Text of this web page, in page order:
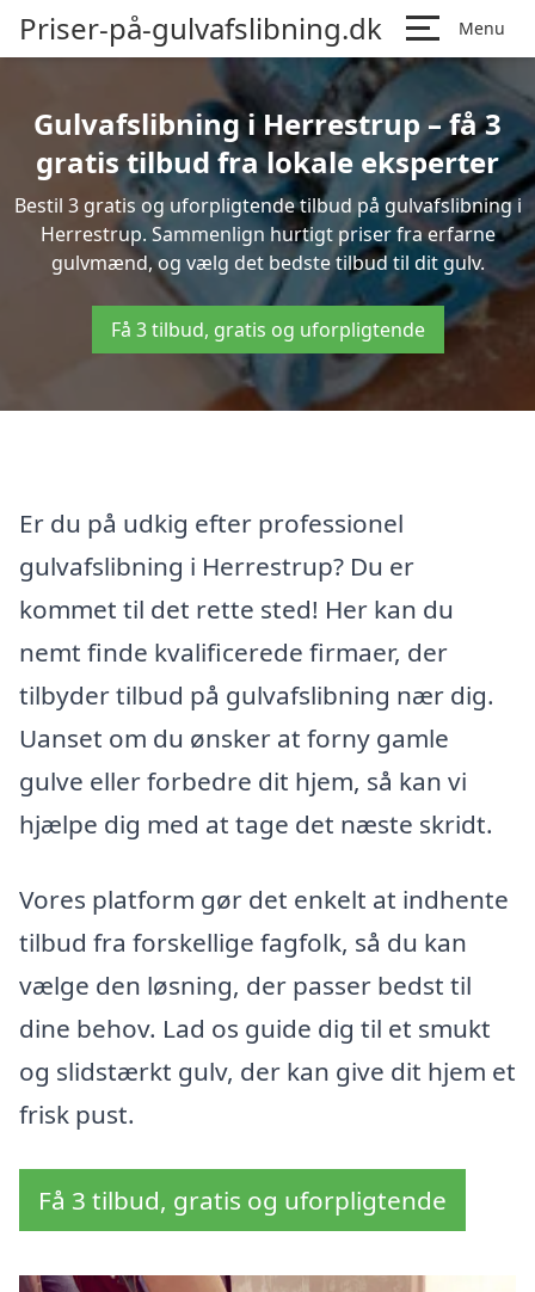
Priser-på-gulvafslibning.dk Menu
Gulvafslibning i Herrestrup – få 3
gratis tilbud fra lokale eksperter
Bestil 3 gratis og uforpligtende tilbud på gulvafslibning i
Herrestrup. Sammenlign hurtigt priser fra erfarne
gulvmænd, og vælg det bedste tilbud til dit gulv.
Få 3 tilbud, gratis og uforpligtende
Er du på udkig efter professionel
gulvafslibning i Herrestrup? Du er
kommet til det rette sted! Her kan du
nemt finde kvalificerede firmaer, der
tilbyder tilbud på gulvafslibning nær dig.
Uanset om du ønsker at forny gamle
gulve eller forbedre dit hjem, så kan vi
hjælpe dig med at tage det næste skridt.
Vores platform gør det enkelt at indhente
tilbud fra forskellige fagfolk, så du kan
vælge den løsning, der passer bedst til
dine behov. Lad os guide dig til et smukt
og slidstærkt gulv, der kan give dit hjem et
frisk pust.
Få 3 tilbud, gratis og uforpligtende